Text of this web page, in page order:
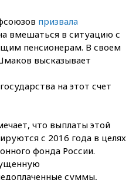
призвала
вмешаться в ситуацию с
пенсионерам. В своем
высказывает
на этот счет
что выплаты этой
с 2016 года в целях
фонда России.
суммы,